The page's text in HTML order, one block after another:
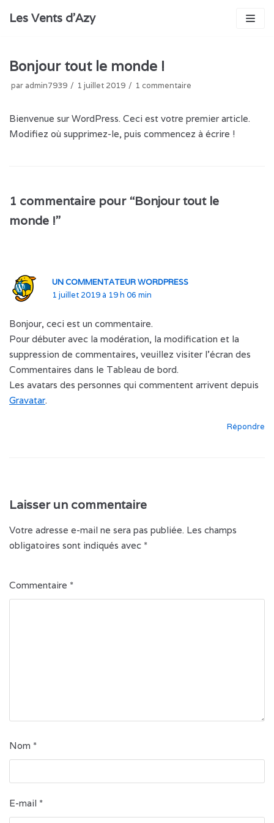
Aller
Les Vents d'Azy
Bonjour tout le monde !
par admin7939 1 juillet 2019 1 commentaire
Bienvenue sur WordPress. Ceci est votre premier article.
Modifiez où supprimez-le, puis commencez à écrire !
1 commentaire pour “Bonjour tout le
monde !”
UN COMMENTATEUR WORDPRESS
1 juillet 2019 à 19 h 06 min
Bonjour, ceci est un commentaire.
Pour débuter avec la modération, la modification et la
suppression de commentaires, veuillez visiter l’écran des
Commentaires dans le Tableau de bord.
Les avatars des personnes qui commentent arrivent depuis
Gravatar.
Répondre
Laisser un commentaire
Votre adresse e-mail ne sera pas publiée. Les champs
obligatoires sont indiqués avec *
Commentaire *
Nom *
E-mail *